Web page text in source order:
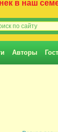
в наш
Авторы